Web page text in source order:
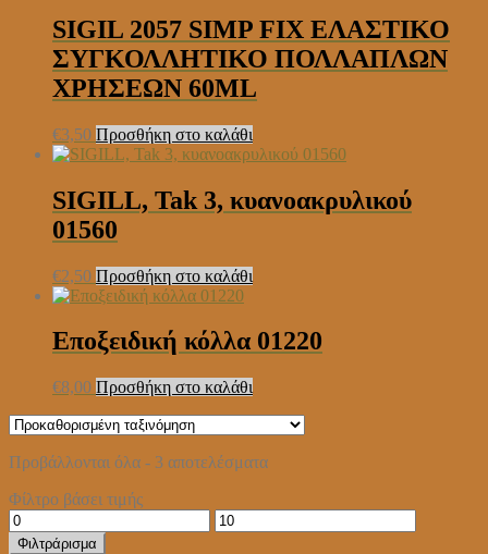
SIGIL 2057 SIMP FIX ΕΛΑΣΤΙΚΟ
ΣΥΓΚΟΛΛΗΤΙΚΟ ΠΟΛΛΑΠΛΩΝ
ΧΡΗΣΕΩΝ 60ML
€3,50 Προσθήκη στο καλάθι
SIGILL, Tak 3, κυανοακρυλικού
01560
€2,50 Προσθήκη στο καλάθι
Εποξειδική κόλλα 01220
€8,00 Προσθήκη στο καλάθι
Προβάλλονται όλα - 3 αποτελέσματα
Φίλτρο βάσει τιμής
Ελάχιστη
τιμή
Μέγιστη
τιμή
Φιλτράρισμα